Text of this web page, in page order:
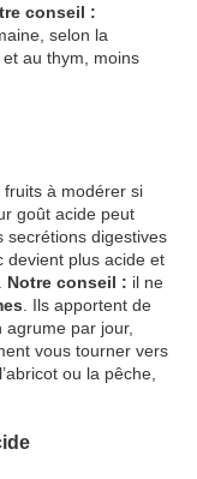
conseil :
selon la
au thym, moins
à modérer si
goût acide peut
secrétions digestives
devient plus acide et
Notre conseil : il ne
. Ils apportent de
agrume par jour,
vous tourner vers
ou la pêche,